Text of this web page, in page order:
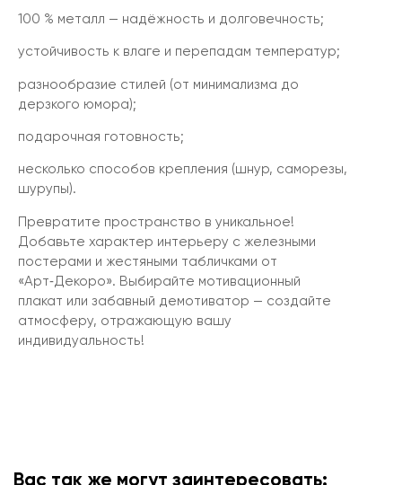
100 % металл — надёжность и долговечность;
устойчивость к влаге и перепадам температур;
разнообразие стилей (от минимализма до
дерзкого юмора);
подарочная готовность;
несколько способов крепления (шнур, саморезы,
шурупы).
Превратите пространство в уникальное!
Добавьте характер интерьеру с железными
постерами и жестяными табличками от
«Арт‑Декоро». Выбирайте мотивационный
плакат или забавный демотиватор — создайте
атмосферу, отражающую вашу
индивидуальность!
Вас так же могут заинтересовать: